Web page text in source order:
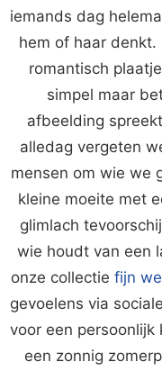
iemands dag
hem of haar denkt.
romantisch
simpel maar
afbeelding
alledag vergeten
mensen om wie we
kleine moeite met
glimlach
wie houdt van een
onze collectie fijn
gevoelens via
voor een persoonlijk
een zonnig